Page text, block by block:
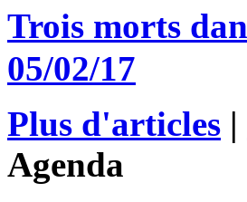
Trois morts
05/02/17
Plus d'articles |
Agenda